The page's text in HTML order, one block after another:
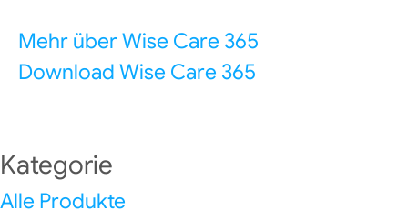
Mehr über Wise Care 365
Download Wise Care 365
Kategorie
Alle Produkte